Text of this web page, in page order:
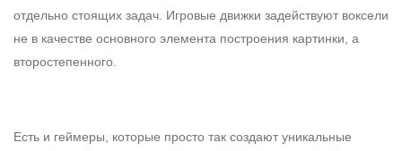
отдельно стоящих задач. Игровые движки задействуют воксели
не в качестве основного элемента построения картинки, а
второстепенного.
Есть и геймеры, которые просто так создают уникальные